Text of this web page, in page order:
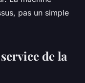
pas un simple
de la